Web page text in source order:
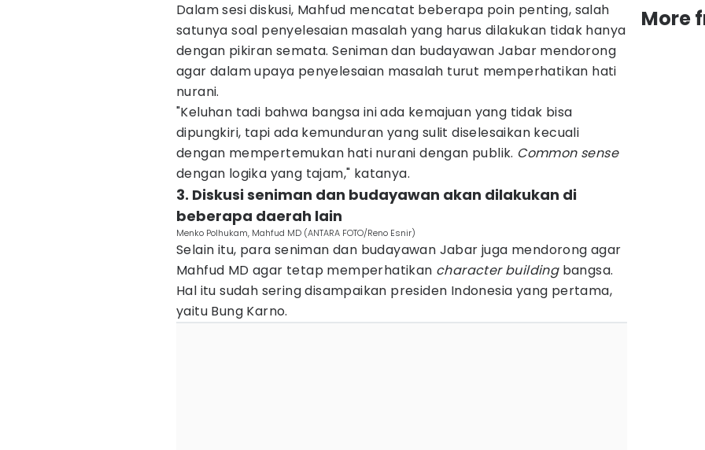
Dalam sesi diskusi, Mahfud mencatat beberapa poin penting, salah
satunya soal penyelesaian masalah yang harus dilakukan tidak hanya
dengan pikiran semata. Seniman dan budayawan Jabar mendorong
agar dalam upaya penyelesaian masalah turut memperhatikan hati
nurani.
"Keluhan tadi bahwa bangsa ini ada kemajuan yang tidak bisa
dipungkiri, tapi ada kemunduran yang sulit diselesaikan kecuali
dengan mempertemukan hati nurani dengan publik. Common sense
dengan logika yang tajam," katanya.
3. Diskusi seniman dan budayawan akan dilakukan di
beberapa daerah lain
Menko Polhukam, Mahfud MD (ANTARA FOTO/Reno Esnir)
Selain itu, para seniman dan budayawan Jabar juga mendorong agar
Mahfud MD agar tetap memperhatikan character buildingbangsa.
Hal itu sudah sering disampaikan presiden Indonesia yang pertama,
yaitu Bung Karno.
More